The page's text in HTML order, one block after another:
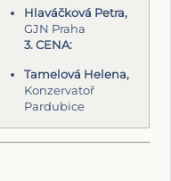
Hlaváčková Petra,
GJN Praha
3. CENA:
Tamelová Helena,
Konzervatoř
Pardubice